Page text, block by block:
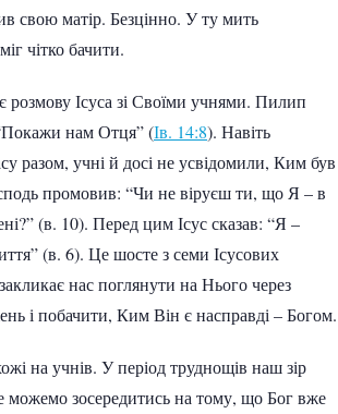
свою матір. Безцінно. У ту мить
чітко бачити.
розмову Ісуса зі Своїми учнями. Пилип
нам Отця” (Ів. 14:8). Навіть
разом, учні й досі не усвідомили, Ким був
промовив: “Чи не віруєш ти, що Я – в
(в. 10). Перед цим Ісус сказав: “Я –
(в. 6). Це шосте з семи Ісусових
нас поглянути на Нього через
і побачити, Ким Він є насправді – Богом.
на учнів. У період труднощів наш зір
можемо зосередитись на тому, що Бог вже